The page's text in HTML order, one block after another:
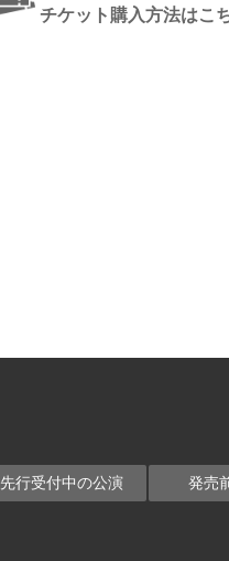
チケット購入方法はこ
先行受付中の公演 発売